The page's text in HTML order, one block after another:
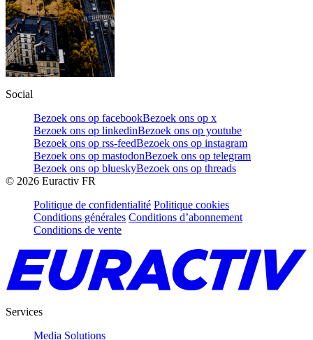
Social
Bezoek ons op facebookBezoek ons op x
Bezoek ons op linkedinBezoek ons op youtube
Bezoek ons op rss-feedBezoek ons op instagram
Bezoek ons op mastodonBezoek ons op telegram
Bezoek ons op blueskyBezoek ons op threads
© 2026 Euractiv FR
Politique de confidentialité Politique cookies
Conditions générales Conditions d’abonnement
Conditions de vente
Services
Media Solutions